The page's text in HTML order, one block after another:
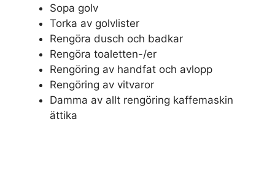
Sopa golv
Torka av golvlister
Rengöra dusch och badkar
Rengöra toaletten-/er
Rengöring av handfat och avlopp
Rengöring av vitvaror
Damma av allt rengöring kaffemaskin
ättika